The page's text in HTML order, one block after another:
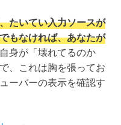
たいてい入力ソースが
もなければ、あなたが
身が「壊れてるのか
、これは胸を張ってお
ーバーの表示を確認す